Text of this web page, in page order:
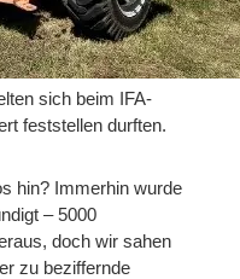
sich beim IFA-
feststellen durften.
hin? Immerhin wurde
– 5000
doch wir sahen
zu beziffernde